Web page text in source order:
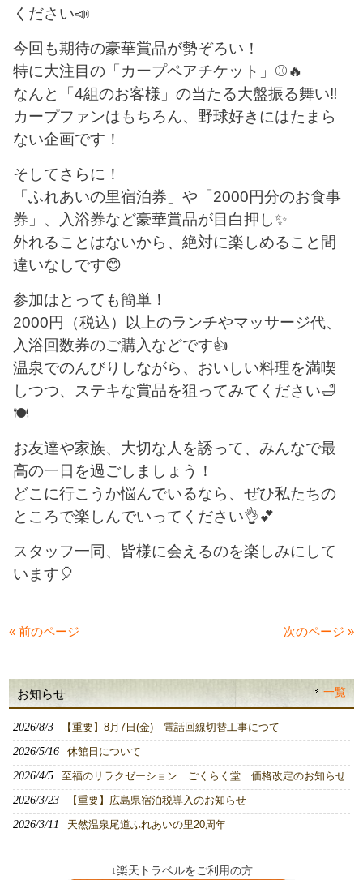
ください📣
今回も期待の豪華賞品が勢ぞろい！
特に大注目の「カープペアチケット」⚾️🔥
なんと「4組のお客様」の当たる大盤振る舞い‼️
カープファンはもちろん、野球好きにはたまら
ない企画です！
そしてさらに！
「ふれあいの里宿泊券」や「2000円分のお食事
券」、入浴券など豪華賞品が目白押し✨
外れることはないから、絶対に楽しめること間
違いなしです😊
参加はとっても簡単！
2000円（税込）以上のランチやマッサージ代、
入浴回数券のご購入などです👍
温泉でのんびりしながら、おいしい料理を満喫
しつつ、ステキな賞品を狙ってみてください🛁
🍽️
お友達や家族、大切な人を誘って、みんなで最
高の一日を過ごしましょう！
どこに行こうか悩んでいるなら、ぜひ私たちの
ところで楽しんでいってください👌💕
スタッフ一同、皆様に会えるのを楽しみにして
います🎈
« 前のページ 次のページ »
お知らせ 一覧
2026/8/3 【重要】8月7日(金) 電話回線切替工事につて
2026/5/16 休館日について
2026/4/5 至福のリラクゼーション ごくらく堂 価格改定のお知らせ
2026/3/23 【重要】広島県宿泊税導入のお知らせ
2026/3/11 天然温泉尾道ふれあいの里20周年
↓楽天トラベルをご利用の方